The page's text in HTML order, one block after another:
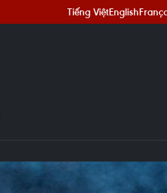
Tiếng ViệtEnglish